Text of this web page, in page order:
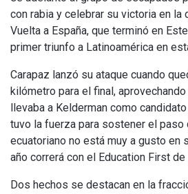
con rabia y celebrar su victoria en la
Vuelta a España, que terminó en
primer triunfo a Latinoamérica en
Carapaz lanzó su ataque cuando
kilómetro para el final,
llevaba a Kelderman como
tuvo la fuerza para sostener el paso
ecuatoriano no está muy a gusto en
año correrá con el Education First de
Dos hechos se destacan en la